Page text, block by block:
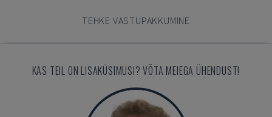
TEHKE VASTUPAKKUMINE
KAS TEIL ON LISAKÜSIMUSI? VÕTA MEIEGA ÜHENDUST!